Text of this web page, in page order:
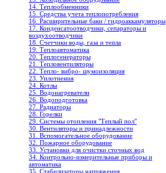
14. Теплообменники
15. Средства учета теплопотребления
16. Расширительные баки / гидроаккамуляторы
17. Конденсатоотводчики, сепараторы и
воздухоотводчики
18. Счетчики воды, газа и тепла
19. Теплоавтоматика
20. Теплогенераторы
21. Тепловентиляторы
22. Тепло- вибро- шумоизоляция
23. Уплотнения
24. Котлы
25. Водонагреватели
26. Водоподготовка
27. Радиаторы
28. Горелки
29. Системы отопления "Теплый пол"
30. Вентиляторы и принадлежности
31. Вспомогательное оборудование
32. Пожарное оборудование
33. Установки для очистки сточных вод
34. Контрольно-измерительные приборы и
автоматика
35. Стабилизаторы напряжения